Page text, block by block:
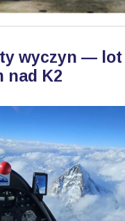
wyczyn — lot
nad K2